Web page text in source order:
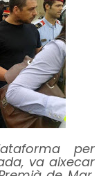
per
va aixecar